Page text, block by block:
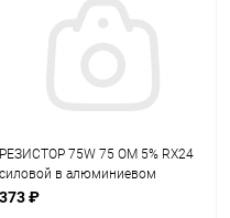
РЕЗИСТОР 75W 75 OM 5% RX24
силовой в алюминиевом
корпусе
373 ₽